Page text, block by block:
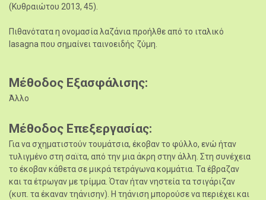
(Κυθραιώτου 2013, 45).
Πιθανότατα η ονομασία λαζάνια προήλθε από το ιταλικό
lasagna που σημαίνει ταινοειδής ζύμη.
Μέθοδος Εξασφάλισης
Άλλο
Μέθοδος Επεξεργασίας
Για να σχηματιστούν τουμάτσια, έκοβαν το φύλλο, ενώ ήταν
τυλιγμένο στη σαϊτα, από την μια άκρη στην άλλη. Στη συνέχεια
το έκοβαν κάθετα σε μικρά τετράγωνα κομμάτια. Τα έβραζαν
και τα έτρωγαν με τρίμμα. Όταν ήταν νηστεία τα τσιγάριζαν
(κυπ. τα έκαναν τηάνισην). Η τηάνιση μπορούσε να περιέχει και